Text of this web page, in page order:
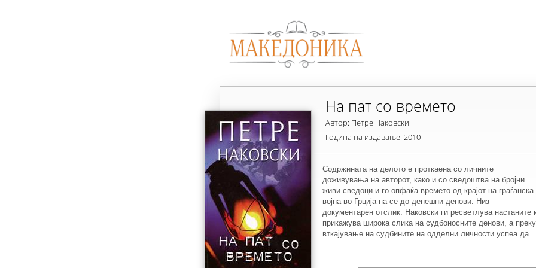
На пат со времето
Автор: Петре Наковски
Година на издавање: 2010
Содржината на делото е проткаена со личните
доживувања на авторот, како и со сведоштва на бројни
живи сведоци и го опфаќа времето од крајот на граѓанска
војна во Грција па се до денешни денови. Низ
документарен отслик. Наковски ги ресветлува настаните
прикажува широка слика на судбоносните денови, а преку
вткајување на судбините на одделни личности успеа да
трагедија. Без патетика, со единоставни описи ги опишува